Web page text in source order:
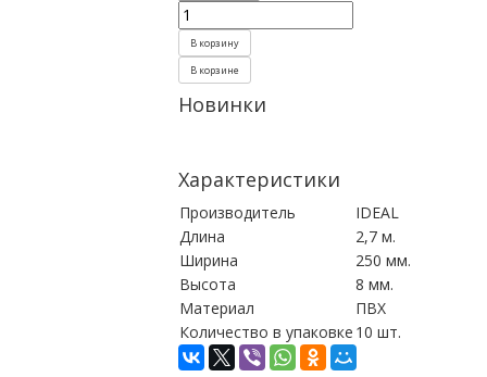
В корзину
В корзине
Новинки
Характеристики
Производитель
IDEAL
Длина
2,7 м.
Ширина
250 мм.
Высота
8 мм.
Материал
ПВХ
Количество в упаковке 10 шт.